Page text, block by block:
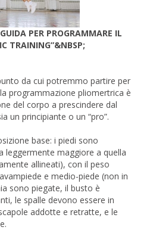
PER PROGRAMMARE IL
TRAINING”&NBSP;
da cui potremmo partire per
programmazione pliomertrica è
del corpo a prescindere dal
un principiante o un “pro”.
base: i piedi sono
leggermente maggiore a quella
allineati), con il peso
e medio-piede (non in
sono piegate, il busto è
le spalle devono essere in
addotte e retratte, e le